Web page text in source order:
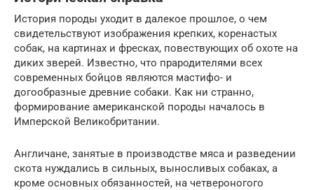
История породы уходит в далекое прошлое, о чем
свидетельствуют изображения крепких, коренастых
собак, на картинах и фресках, повествующих об охоте на
диких зверей. Известно, что прародителями всех
современных бойцов являются мастифо- и
догообразные древние собаки. Как ни странно,
формирование американской породы началось в
Имперской Великобритании.
Англичане, занятые в производстве мяса и разведении
скота нуждались в сильных, выносливых собаках, а
кроме основных обязанностей, на четвероногого